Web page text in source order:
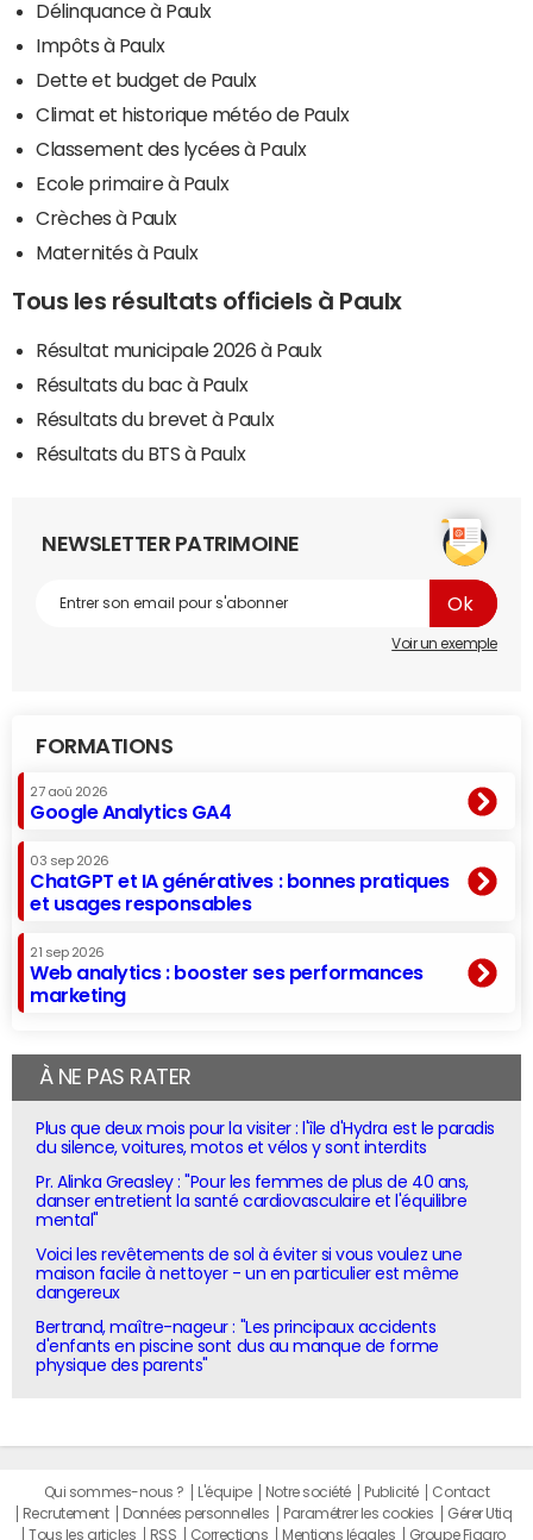
Délinquance à Paulx
Impôts à Paulx
Dette et budget de Paulx
Climat et historique météo de Paulx
Classement des lycées à Paulx
Ecole primaire à Paulx
Crèches à Paulx
Maternités à Paulx
Tous les résultats officiels à Paulx
Résultat municipale 2026 à Paulx
Résultats du bac à Paulx
Résultats du brevet à Paulx
Résultats du BTS à Paulx
NEWSLETTER PATRIMOINE
Voir un exemple
FORMATIONS
27 aoû 2026
Google Analytics GA4
03 sep 2026
ChatGPT et IA génératives : bonnes pratiques
et usages responsables
21 sep 2026
Web analytics : booster ses performances
marketing
À NE PAS RATER
Plus que deux mois pour la visiter : l'île d'Hydra est le paradis
du silence, voitures, motos et vélos y sont interdits
Pr. Alinka Greasley : "Pour les femmes de plus de 40 ans,
danser entretient la santé cardiovasculaire et l'équilibre
mental"
Voici les revêtements de sol à éviter si vous voulez une
maison facile à nettoyer - un en particulier est même
dangereux
Bertrand, maître-nageur : "Les principaux accidents
d'enfants en piscine sont dus au manque de forme
physique des parents"
Qui sommes-nous ? L'équipe Notre société Publicité
Contact
Recrutement
Données personnelles Paramétrer les cookies
Gérer Utiq
Tous les articles
RSS Corrections Mentions légales Groupe Figaro